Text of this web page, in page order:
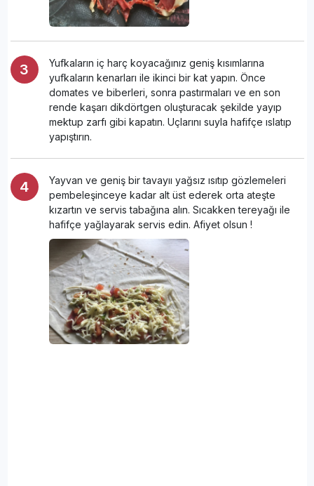
Yufkaların iç harç koyacağınız geniş kısımlarına
yufkaların kenarları ile ikinci bir kat yapın. Önce
domates ve biberleri, sonra pastırmaları ve en son
rende kaşarı dikdörtgen oluşturacak şekilde yayıp
mektup zarfı gibi kapatın. Uçlarını suyla hafifçe ıslatıp
yapıştırın.
Yayvan ve geniş bir tavayıı yağsız ısıtıp gözlemeleri
pembeleşinceye kadar alt üst ederek orta ateşte
kızartın ve servis tabağına alın. Sıcakken tereyağı ile
hafifçe yağlayarak servis edin. Afiyet olsun !